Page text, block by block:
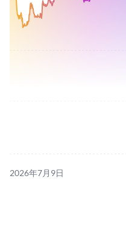
2026年7月9日